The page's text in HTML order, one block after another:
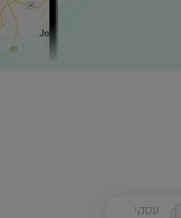
עסקי